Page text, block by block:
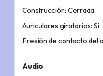
Construcción: Cerrada
Auriculares giratorios: Sí
Presión de contacto del
Audio